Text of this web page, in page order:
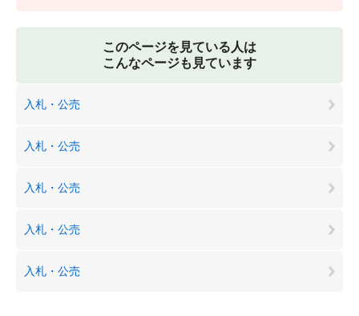
このページを見ている人は
こんなページも見ています
入札・公売
入札・公売
入札・公売
入札・公売
入札・公売